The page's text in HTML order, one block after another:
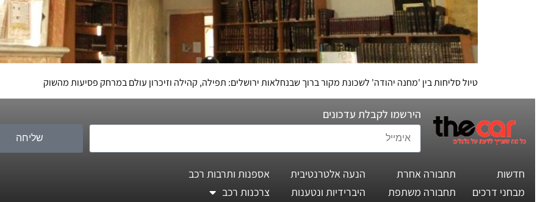
טיול סליחות בין 'מחנה יהודה' לשכונת מקור ברוך שבנחלאות ירושלים: תפילה, קהילה וזיכרון עולם במרחק פסיעות מהשוק
הירשמו לקבלת עדכונים
שליחה
חדשות
מבחני דרכים
תחבורה אחרת
תחבורה משתפת
הנעה אלטרנטיבית
היברידיות ונטענות
אספנות ותרבות רכב
צרכנות רכב